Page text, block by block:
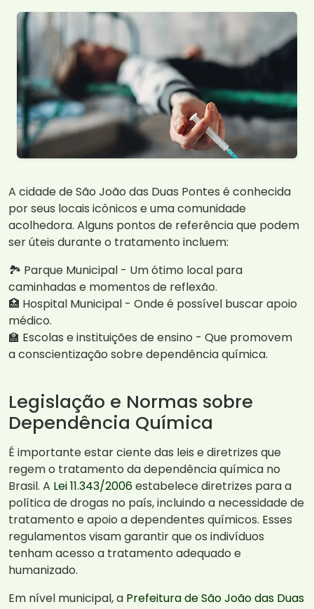
A cidade de São João das Duas Pontes é conhecida
por seus locais icônicos e uma comunidade
acolhedora. Alguns pontos de referência que podem
ser úteis durante o tratamento incluem:
🏞️ Parque Municipal - Um ótimo local para
caminhadas e momentos de reflexão.
🏥 Hospital Municipal - Onde é possível buscar apoio
médico.
🏫 Escolas e instituições de ensino - Que promovem
a conscientização sobre dependência química.
Legislação e Normas sobre
Dependência Química
É importante estar ciente das leis e diretrizes que
regem o tratamento da dependência química no
Brasil. A Lei 11.343/2006estabelece diretrizes para a
política de drogas no país, incluindo a necessidade de
tratamento e apoio a dependentes químicos. Esses
regulamentos visam garantir que os indivíduos
tenham acesso a tratamento adequado e
humanizado.
Em nível municipal, a Prefeitura de São João das Duas